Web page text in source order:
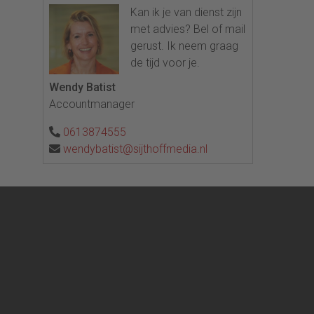
Kan ik je van dienst zijn
met advies? Bel of mail
gerust. Ik neem graag
de tijd voor je.
Wendy Batist
Accountmanager
0613874555
wendybatist@sijthoffmedia.nl